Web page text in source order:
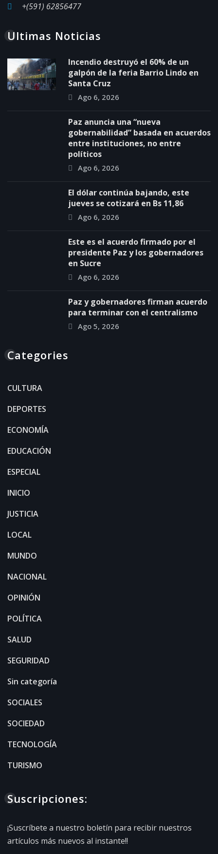
+(591) 62856477
Ultimas Noticias
Incendio destruyó el 60% de un
galpón de la feria Barrio Lindo en
Santa Cruz
Ago 6, 2026
Paz anuncia una “nueva
gobernabilidad” basada en acuerdos
entre instituciones, no entre
políticos
Ago 6, 2026
El dólar continúa bajando, este
jueves se cotizará en Bs 11,86
Ago 6, 2026
Este es el acuerdo firmado por el
presidente Paz y los gobernadores
en Sucre
Ago 6, 2026
Paz y gobernadores firman acuerdo
para terminar con el centralismo
Ago 5, 2026
Categories
CULTURA
DEPORTES
ECONOMÍA
EDUCACIÓN
ESPECIAL
INICIO
JUSTICIA
LOCAL
MUNDO
NACIONAL
OPINIÓN
POLÍTICA
SALUD
SEGURIDAD
Sin categoría
SOCIALES
SOCIEDAD
TECNOLOGÍA
TURISMO
Suscripciones:
¡Suscríbete a nuestro boletín para recibir nuestros
artículos más nuevos al instante!!